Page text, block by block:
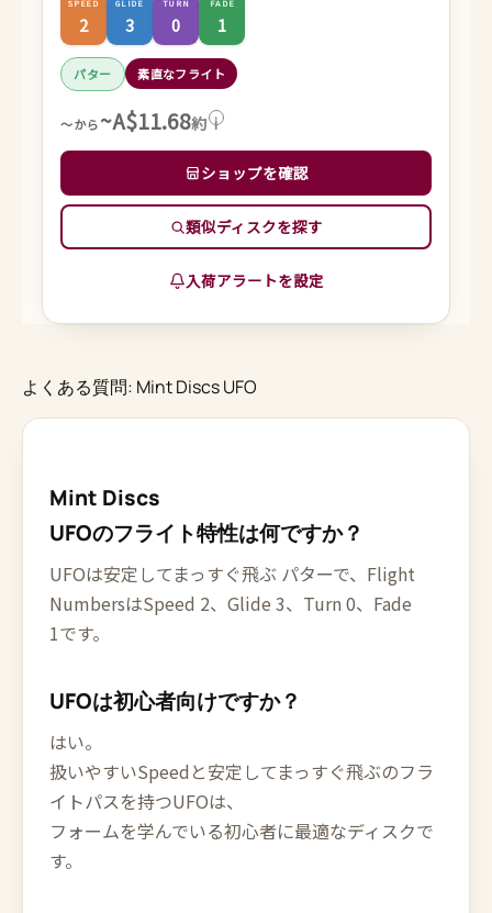
SPEED
2
GLIDE
3
TURN
0
FADE
1
パター 素直なフライト
～から~A$11.68約 i
ショップを確認
類似ディスクを探す
入荷アラートを設定
よくある質問: Mint Discs UFO
Mint Discs
UFOのフライト特性は何ですか？
UFOは安定してまっすぐ飛ぶ パターで、Flight
NumbersはSpeed 2、Glide 3、Turn 0、Fade
1です。
UFOは初心者向けですか？
はい。
扱いやすいSpeedと安定してまっすぐ飛ぶのフラ
イトパスを持つUFOは、
フォームを学んでいる初心者に最適なディスクで
す。